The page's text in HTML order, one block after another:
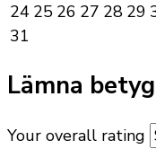
24 25 26 27 28 29
31
Lämna
Your overall rating